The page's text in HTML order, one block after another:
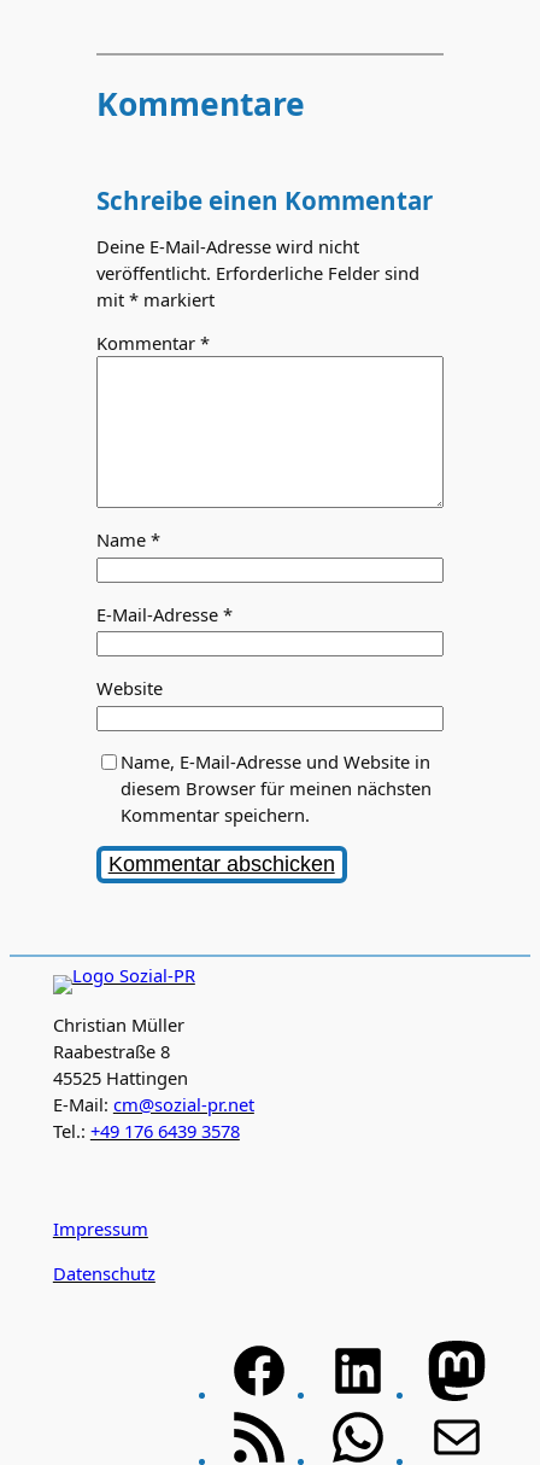
Kommentare
Schreibe einen Kommentar
Deine E-Mail-Adresse wird nicht
veröffentlicht. Erforderliche Felder sind
mit *markiert
Kommentar *
Name *
E-Mail-Adresse *
Website
Name, E-Mail-Adresse und Website in
diesem Browser für meinen nächsten
Kommentar speichern.
Christian Müller
Raabestraße 8
45525 Hattingen
E-Mail: cm@sozial-pr.net
Tel.: +49 176 6439 3578
Impressum
Datenschutz
b
n
e